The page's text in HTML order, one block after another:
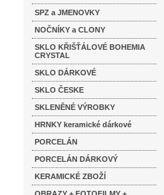
SPZ a JMENOVKY
NOČNÍKY a CLONY
SKLO KŘIŠŤÁLOVÉ BOHEMIA
CRYSTAL
SKLO DÁRKOVÉ
SKLO ČESKE
SKLENĚNÉ VÝROBKY
HRNKY keramické dárkové
PORCELÁN
PORCELÁN DÁRKOVÝ
KERAMICKÉ ZBOŽÍ